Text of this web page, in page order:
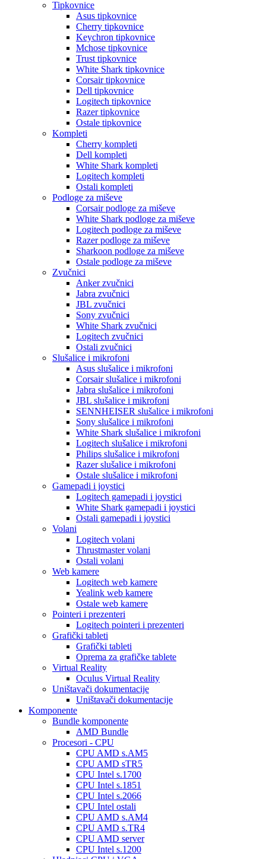
Tipkovnice
Asus tipkovnice
Cherry tipkovnice
Keychron tipkovnice
Mchose tipkovnice
Trust tipkovnice
White Shark tipkovnice
Corsair tipkovnice
Dell tipkovnice
Logitech tipkovnice
Razer tipkovnice
Ostale tipkovnice
Kompleti
Cherry kompleti
Dell kompleti
White Shark kompleti
Logitech kompleti
Ostali kompleti
Podloge za miševe
Corsair podloge za miševe
White Shark podloge za miševe
Logitech podloge za miševe
Razer podloge za miševe
Sharkoon podloge za miševe
Ostale podloge za miševe
Zvučnici
Anker zvučnici
Jabra zvučnici
JBL zvučnici
Sony zvučnici
White Shark zvučnici
Logitech zvučnici
Ostali zvučnici
Slušalice i mikrofoni
Asus slušalice i mikrofoni
Corsair slušalice i mikrofoni
Jabra slušalice i mikrofoni
JBL slušalice i mikrofoni
SENNHEISER slušalice i mikrofoni
Sony slušalice i mikrofoni
White Shark slušalice i mikrofoni
Logitech slušalice i mikrofoni
Philips slušalice i mikrofoni
Razer slušalice i mikrofoni
Ostale slušalice i mikrofoni
Gamepadi i joystici
Logitech gamepadi i joystici
White Shark gamepadi i joystici
Ostali gamepadi i joystici
Volani
Logitech volani
Thrustmaster volani
Ostali volani
Web kamere
Logitech web kamere
Yealink web kamere
Ostale web kamere
Pointeri i prezenteri
Logitech pointeri i prezenteri
Grafički tableti
Grafički tableti
Oprema za grafičke tablete
Virtual Reality
Oculus Virtual Reality
Uništavači dokumentacije
Uništavači dokumentacije
Komponente
Bundle komponente
AMD Bundle
Procesori - CPU
CPU AMD s.AM5
CPU AMD sTR5
CPU Intel s.1700
CPU Intel s.1851
CPU Intel s.2066
CPU Intel ostali
CPU AMD s.AM4
CPU AMD s.TR4
CPU AMD server
CPU Intel s.1200